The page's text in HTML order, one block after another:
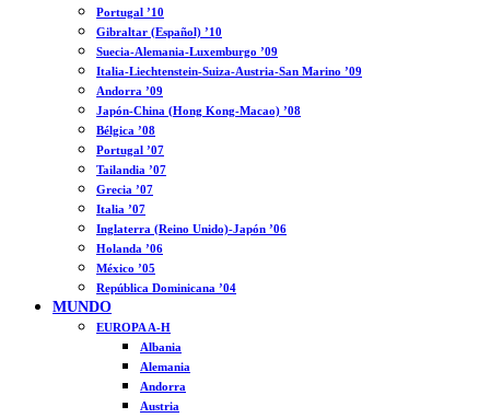
Portugal ’10
Gibraltar (Español) ’10
Suecia-Alemania-Luxemburgo ’09
Italia-Liechtenstein-Suiza-Austria-San Marino ’09
Andorra ’09
Japón-China (Hong Kong-Macao) ’08
Bélgica ’08
Portugal ’07
Tailandia ’07
Grecia ’07
Italia ’07
Inglaterra (Reino Unido)-Japón ’06
Holanda ’06
México ’05
República Dominicana ’04
MUNDO
EUROPA A-H
Albania
Alemania
Andorra
Austria